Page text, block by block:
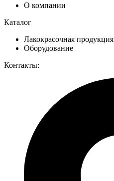
О компании
Каталог
Лакокрасочная продукция
Оборудование
Контакты: